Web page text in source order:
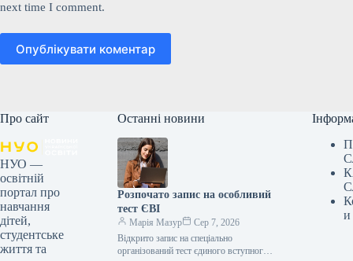
next time I comment.
Опублікувати коментар
Про сайт
НУО —
освітній
портал про
навчання
дітей,
студентське
життя та
Останні новини
Розпочато запис на особливий
тест ЄВІ
Марія Мазур
Сер 7, 2026
Відкрито запис на спеціально
організований тест єдиного вступного
и